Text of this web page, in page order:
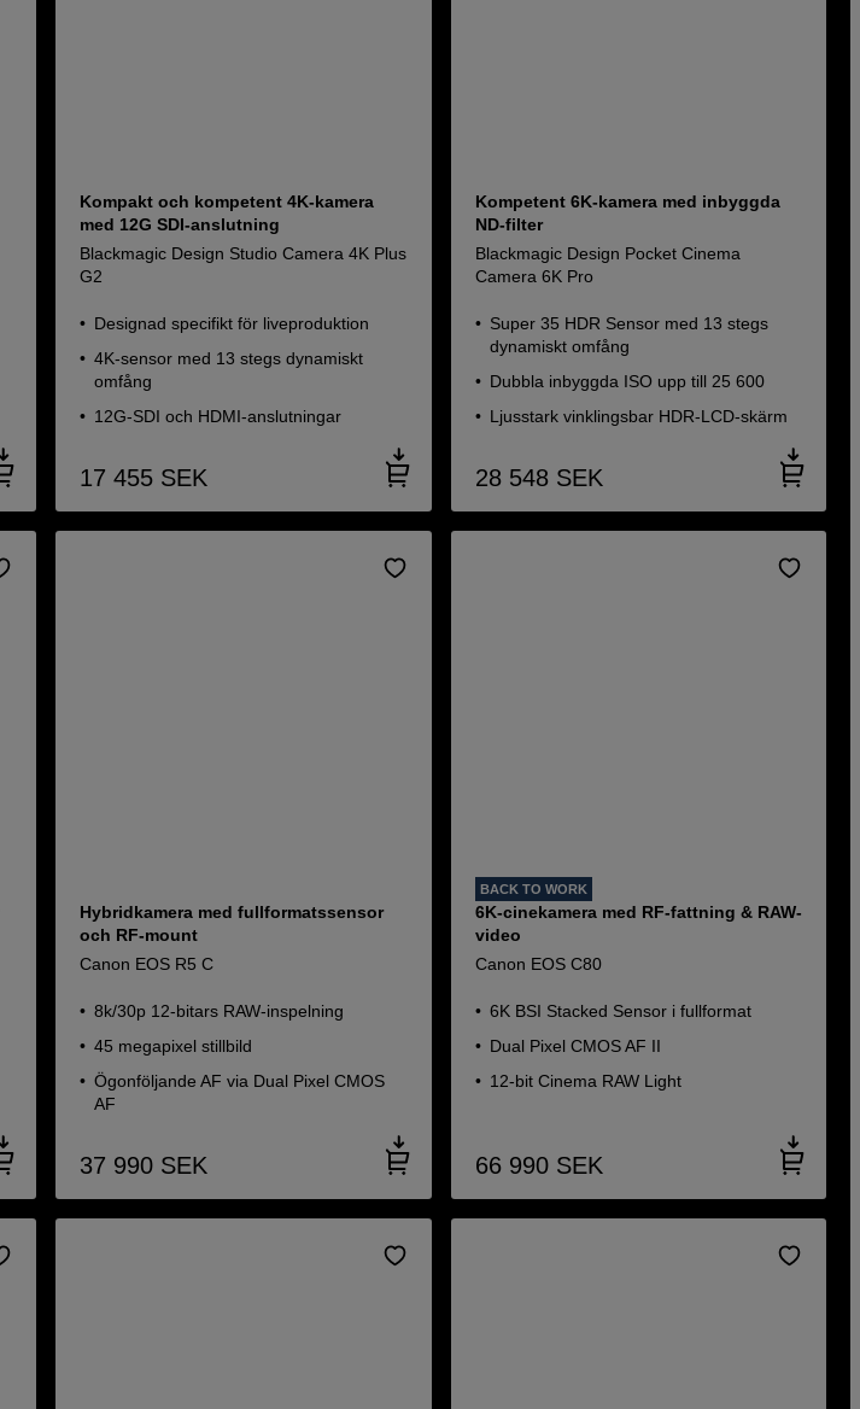
Kompakt och kompetent 4K-kamera
med 12G SDI-anslutning
Blackmagic Design Studio Camera 4K Plus
G2
Designad specifikt för liveproduktion
4K-sensor med 13 stegs dynamiskt
omfång
12G-SDI och HDMI-anslutningar
17 455 SEK
Kompetent 6K-kamera med inbyggda
ND-filter
Blackmagic Design Pocket Cinema
Camera 6K Pro
Super 35 HDR Sensor med 13 stegs
dynamiskt omfång
Dubbla inbyggda ISO upp till 25 600
Ljusstark vinklingsbar HDR-LCD-skärm
28 548 SEK
Hybridkamera med fullformatssensor
och RF-mount
Canon EOS R5 C
8k/30p 12-bitars RAW-inspelning
45 megapixel stillbild
Ögonföljande AF via Dual Pixel CMOS
AF
37 990 SEK
BACK TO WORK
6K-cinekamera med RF-fattning & RAW-
video
Canon EOS C80
6K BSI Stacked Sensor i fullformat
Dual Pixel CMOS AF II
12-bit Cinema RAW Light
66 990 SEK